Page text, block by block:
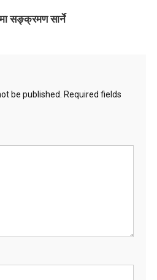
सङ्क्रमण सार्ने
be published.
Required fields